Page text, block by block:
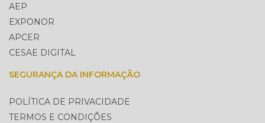
AEP
EXPONOR
APCER
CESAE DIGITAL
SEGURANÇA DA INFORMAÇÃO
POLÍTICA DE PRIVACIDADE
TERMOS E CONDIÇÕES